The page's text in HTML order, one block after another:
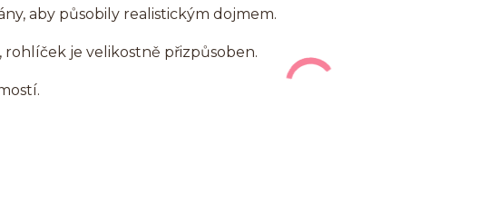
aby působily realistickým dojmem.
rohlíček je velikostně přizpůsoben.